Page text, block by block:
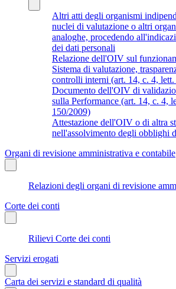
Altri atti degli organismi
nuclei di valutazione o altri
analoghe, procedendo
dei dati personali
Relazione dell'OIV sul
Sistema di valutazione,
controlli interni (art. 14, c. 4, lett.
Documento dell'OIV di
sulla Performance (art. 14, c. 4,
150/2009)
Attestazione dell'OIV o di altra
nell'assolvimento degli obblighi
Organi di revisione amministrativa e contabile
Relazioni degli organi di revisione
Corte dei conti
Rilievi Corte dei conti
Servizi erogati
Carta dei servizi e standard di qualità